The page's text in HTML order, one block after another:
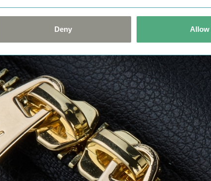
Deny Allow